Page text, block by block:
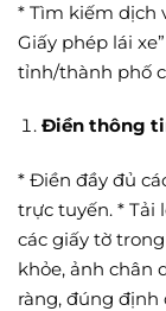
* Tìm kiếm dịch
Giấy phép lái
tỉnh/thành phố
Điền thông
* Điền đầy đủ
trực tuyến. * Tải
các giấy tờ
khỏe, ảnh chân
ràng, đúng định